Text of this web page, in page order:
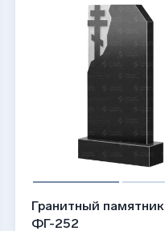
Гранитный памятник
ФГ-252